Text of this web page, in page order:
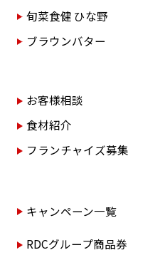
旬菜食健 ひな野
ブラウンバター
お客様相談
食材紹介
フランチャイズ募集
キャンペーン一覧
RDCグループ商品券